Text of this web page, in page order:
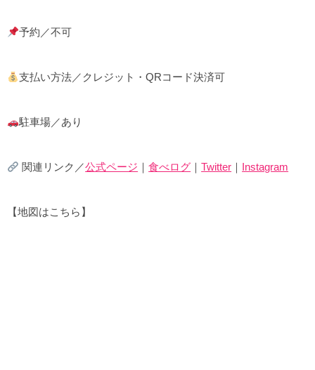
予約／不可
支払い方法／クレジット・QRコード決済可
駐車場／あり
関連リンク／公式ページ ｜食べログ ｜Twitter ｜ Instagram
【地図はこちら】